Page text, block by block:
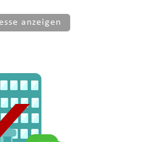
anzeigen